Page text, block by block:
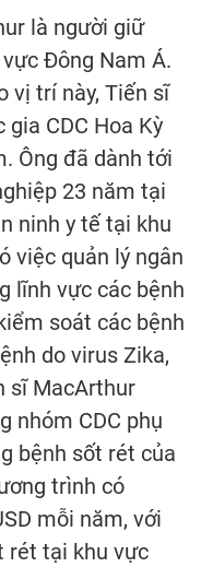
là người giữ
Đông Nam Á.
vị trí này, Tiến sĩ
CDC Hoa Kỳ
Ông đã dành tới
23 năm tại
ninh y tế tại khu
việc quản lý ngân
lĩnh vực các bệnh
soát các bệnh
do virus Zika,
sĩ MacArthur
nhóm CDC phụ
bệnh sốt rét của
trình có
mỗi năm, với
rét tại khu vực